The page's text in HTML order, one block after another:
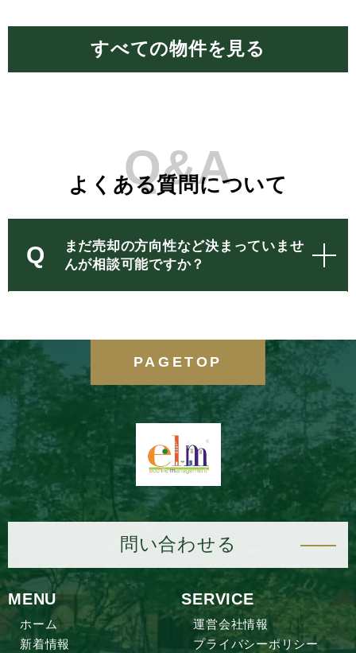
すべての物件を見る
Q&A
よくある質問について
Q
まだ売却の方向性など決まっていませ
んが相談可能ですか？
A
の入居希望者のニーズに合わせて生まれ変わら
せることで、建物寿命を最大限に生かしていま
す。
PAGETOP
問い合わせる
MENU
ホーム
新着情報
SERVICE
運営会社情報
プライバシーポリシー